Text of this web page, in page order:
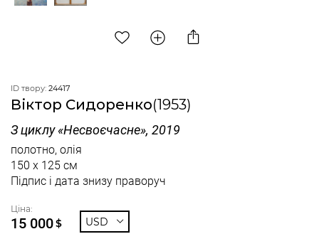
ID твору: 24417
Віктор Сидоренко(1953)
З циклу «Несвоєчасне», 2019
полотно, олія
150 x 125 см
Підпис і дата знизу праворуч
Ціна:
15 000$ USD